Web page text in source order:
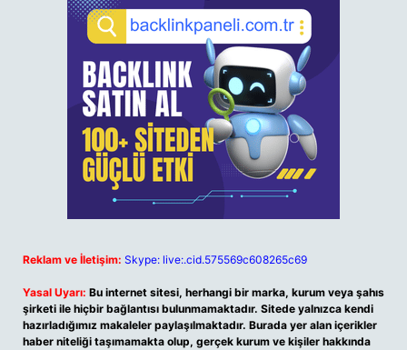
Reklam ve İletişim: Skype: live:.cid.575569c608265c69
Yasal Uyarı: Bu internet sitesi, herhangi bir marka, kurum veya şahıs
şirketi ile hiçbir bağlantısı bulunmamaktadır. Sitede yalnızca kendi
hazırladığımız makaleler paylaşılmaktadır. Burada yer alan içerikler
haber niteliği taşımamakta olup, gerçek kurum ve kişiler hakkında